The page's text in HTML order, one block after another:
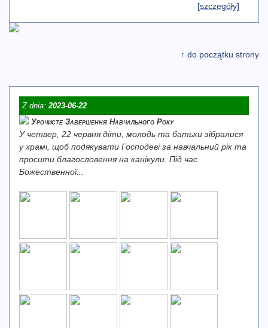
[szczegóły]
↑ do początku strony
Z dnia:2023-06-22
Урочисте Завершення Навчального Року
У четвер, 22 червня діти, молодь та батьки зібралися
у храмі, щоб подякувати Господеві за навчальний рік та
просити благословення на канікули. Під час
Божественної...